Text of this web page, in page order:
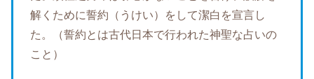
解くために誓約（うけい）をして潔白を宣言し
た。（誓約とは古代日本で行われた神聖な占いの
こと）